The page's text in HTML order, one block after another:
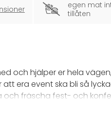
egen mat
tillåten
och hjälper er hela
era event ska bli så
fräscha fest- och